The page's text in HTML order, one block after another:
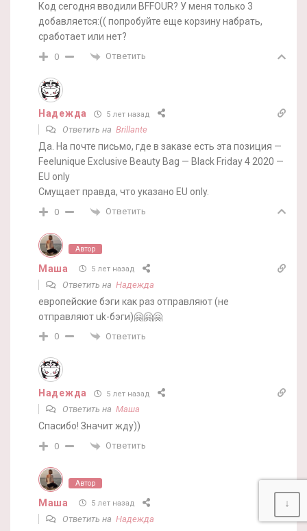
Код сегодня вводили BFFOUR? У меня только 3
добавляется:(( попробуйте еще корзину набрать,
сработает или нет?
0 Ответить
Надежда 5 лет назад
Ответить на Brillante
Да. На почте письмо, где в заказе есть эта позиция —
Feelunique Exclusive Beauty Bag — Black Friday 4 2020 —
EU only
Смущает правда, что указано EU only.
0 Ответить
Автор
Маша 5 лет назад
Ответить на Надежда
европейские бэги как раз отправляют (не
отправляют uk-бэги)🤗🤗🤗
0 Ответить
Надежда 5 лет назад
Ответить на Маша
Спасибо! Значит жду))
0 Ответить
Автор
Маша 5 лет назад
Ответить на Надежда
↓